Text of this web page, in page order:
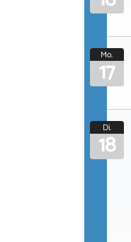
Mo.
17
Di.
18